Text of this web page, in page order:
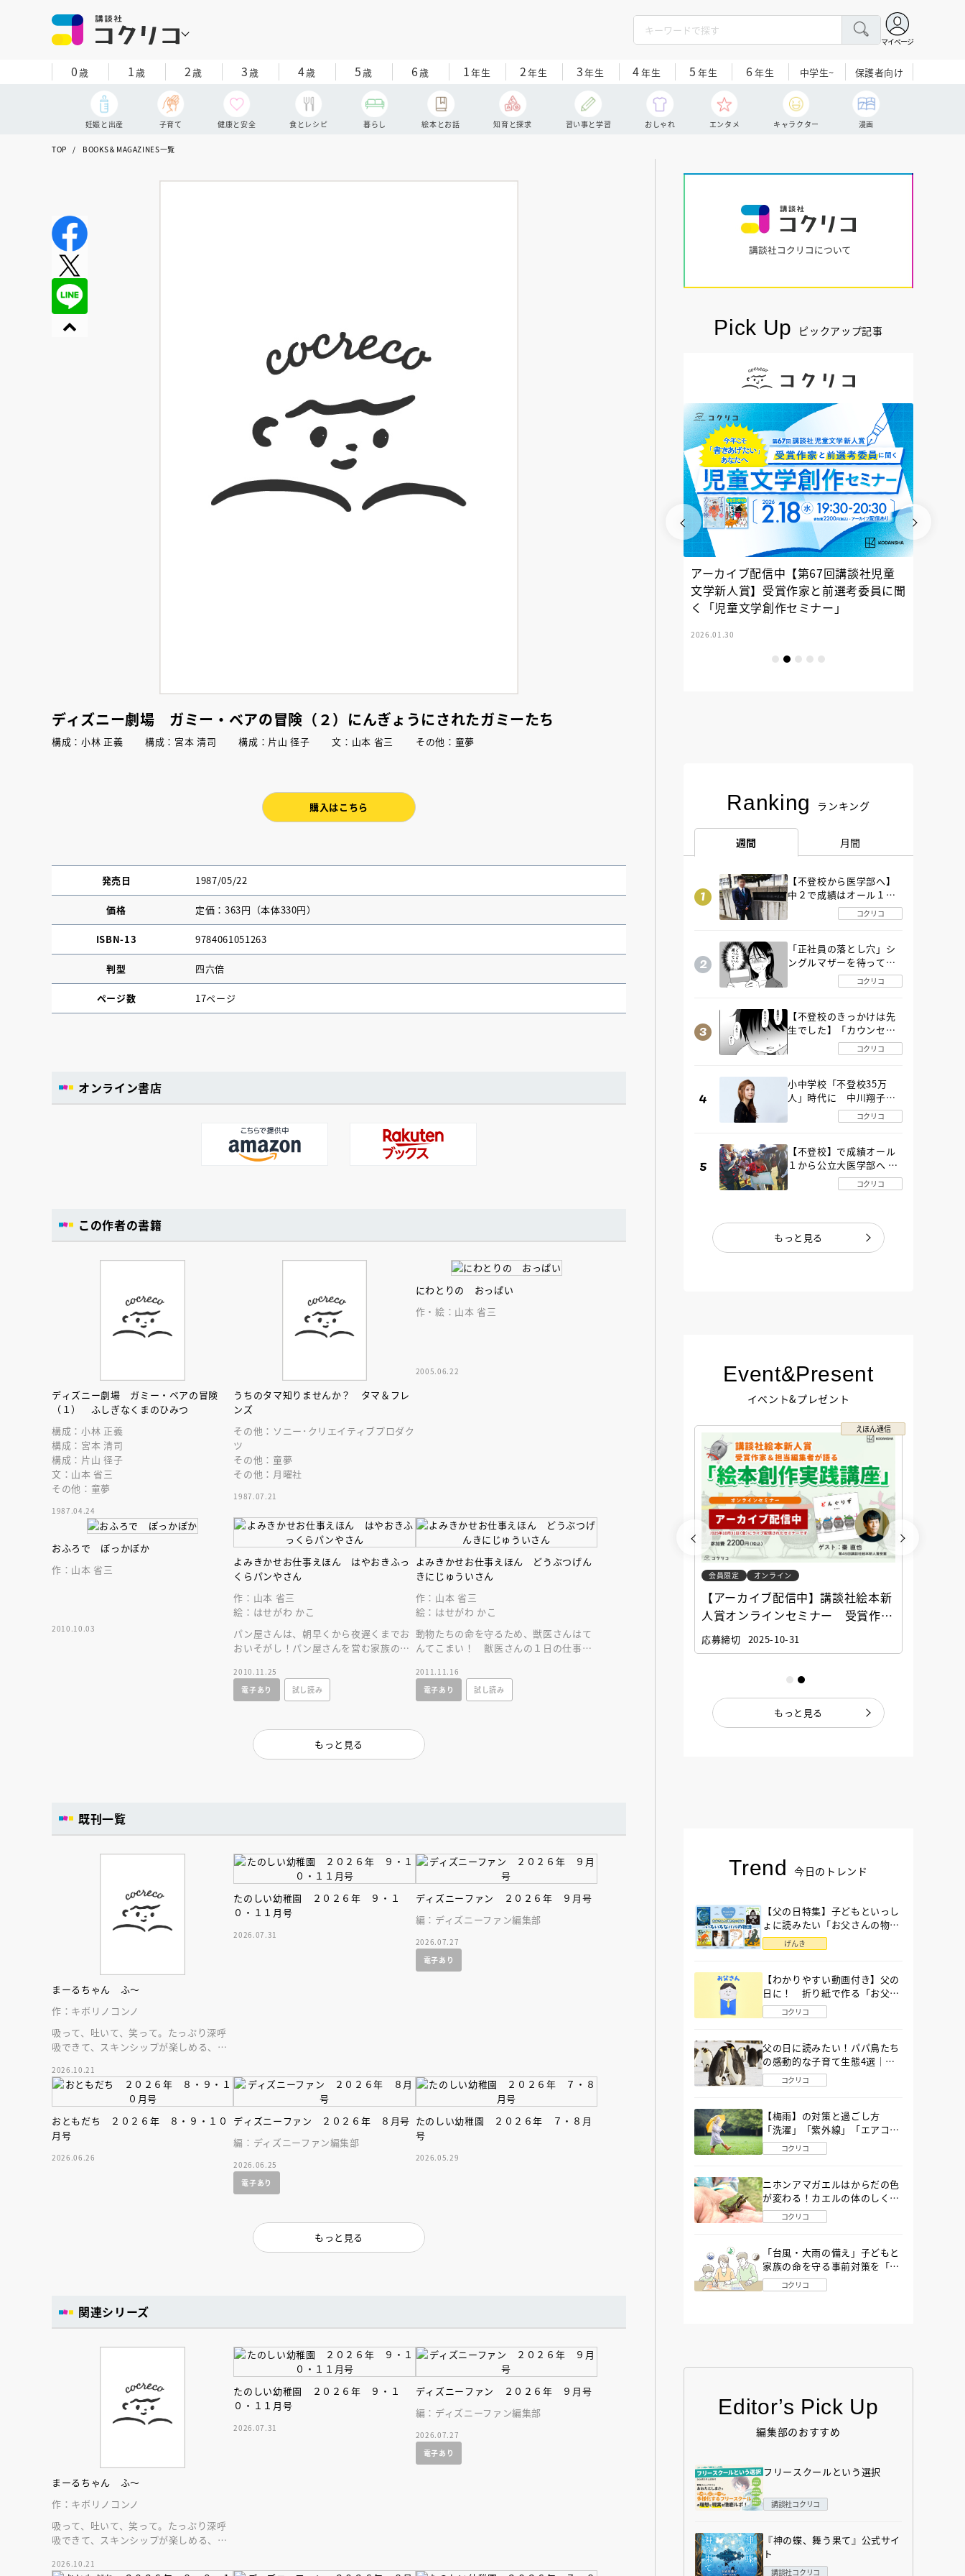
マイページ
0歳 1歳 2歳 3歳 4歳 5歳 6歳 1年生 2年生 3年生 4年生 5 年生 6年生 中学生~ 保護者向け
妊娠と出産 子育て 健康と安全 食とレシピ 暮らし 絵本とお話 知育と探求 習い事と学習 おしゃれ エンタメ キャラクター 漫画
TOP BOOKS＆MAGAZINES一覧
ディズニー劇場 ガミー・ベアの冒険（２）にんぎょうにされたガミーたち
構成：小林 正義 構成：宮本 清司 構成：片山 径子 文：山本 省三 その他：童夢
購入はこちら
発売日 1987/05/22
価格 定価：363円（本体330円）
ISBN-13 9784061051263
判型 四六倍
ページ数 17ページ
オンライン書店
この作者の書籍
ディズニー劇場 ガミー・ベアの冒険
（１） ふしぎなくまのひみつ
構成：小林 正義
構成：宮本 清司
構成：片山 径子
文：山本 省三
その他：童夢
1987.04.24
うちのタマ知りませんか？ タマ＆フレ
ンズ
その他：ソニー･クリエイティブプロダク
ツ
その他：童夢
その他：月曜社
1987.07.21
にわとりの おっぱい
作・絵：山本 省三
2005.06.22
おふろで ぽっかぽか
作：山本 省三
2010.10.03
よみきかせお仕事えほん はやおきふっ
くらパンやさん
作：山本 省三
絵：はせがわ かこ
パン屋さんは、朝早くから夜遅くまでお
おいそがし！パン屋さんを営む家族の１
トフルストーリー
2010.11.25
電子あり
試し読み
よみきかせお仕事えほん どうぶつげん
きにじゅういさん
作：山本 省三
絵：はせがわ かこ
動物たちの命を守るため、獣医さんはて
んてこまい！ 獣医さんの１日の仕事
かせ絵本！
2011.11.16
電子あり
試し読み
もっと見る
既刊一覧
まーるちゃん ふ～
作：キボリノコンノ
吸って、吐いて、笑って。たっぷり深呼
吸できて、スキンシップが楽しめる、大
ーストブック。
2026.10.21
たのしい幼稚園 ２０２６年 ９・１
０・１１月号
2026.07.31
ディズニーファン ２０２６年 ９月号
編：ディズニーファン編集部
2026.07.27
電子あり
おともだち ２０２６年 ８・９・１０
月号
2026.06.26
ディズニーファン ２０２６年 ８月号
編：ディズニーファン編集部
2026.06.25
電子あり
たのしい幼稚園 ２０２６年 ７・８月
号
2026.05.29
もっと見る
関連シリーズ
まーるちゃん ふ～
作：キボリノコンノ
吸って、吐いて、笑って。たっぷり深呼
吸できて、スキンシップが楽しめる、大
ーストブック。
2026.10.21
たのしい幼稚園 ２０２６年 ９・１
０・１１月号
2026.07.31
ディズニーファン ２０２６年 ９月号
編：ディズニーファン編集部
2026.07.27
電子あり
Pick Up ピックアップ記事
アーカイブ配信中【第67回講談社児童
文学新人賞】受賞作家と前選考委員に聞
く「児童文学創作セミナー」
2026.01.30
Ranking ランキング
週間 月間
【不登校から医学部へ】
中２で成績はオール１
「昼夜逆転」したわが子
を”夜遊び”に連れ出した
コクリコ
「正社員の落とし穴」シ
ングルマザーを待ってい
た“魔の２年間”【後編】
コクリコ
【不登校のきっかけは先
生でした】「カウンセリ
ングの時間」生徒の情報
をバラしたのは…《第２
コクリコ
小中学校「不登校35万
人」時代に 中川翔子さ
んが審査委員長「不登校
生動画甲子園 2026」が開
コクリコ
【不登校】で成績オール
１から公立大医学部へ 中
２で起立性調節障害「治
るまで３年」の診断 その
コクリコ
もっと見る
Event&Present
イベント&プレゼント
えほん通信
会員限定
【アーカイブ配信中】講談社絵本新
人賞オンラインセミナー 受賞作家
と担当編集者が語る「絵本創作実践
講座」
応募締切 2025-10-31
会員限定
童文学新人賞】受賞作家と前選考委
員に聞く「児童文学創作セミナー」
えほん通信
会員限定 オンライン
【アーカイブ配信中】講談社絵本新
人賞オンラインセミナー 受賞作家
と担当編集者が語る「絵本創作実践
講座」
応募締切 2025-10-31
もっと見る
Trend 今日のトレンド
【父の日特集】子どもといっし
ょに読みたい「お父さんの物
語」６選
げんき
【わかりやすい動画付き】父の
日に！ 折り紙で作る「お父さ
ん」の簡単な折り方
コクリコ
父の日に読みたい！パパ鳥たち
の感動的な子育て生態4選｜図
鑑MOVE
コクリコ
【梅雨】の対策と過ごし方
「洗濯」「紫外線」「エアコ
ン」「ゲリラ豪雨」…〔気象予
報士が完全ガイド〕
コクリコ
ニホンアマガエルはからだの色
が変わる！カエルの体のしくみ
から両生類の特ちょうまで図鑑
MOVEが解説！
コクリコ
「台風・大雨の備え」子どもと
家族の命を守る事前対策を「防
災アドバイザー」が解説
コクリコ
Editor’s Pick Up
編集部のおすすめ
フリースクールという選択
講談社コクリコ
『神の蝶、舞う果て』公式サイ
ト
講談社コクリコ